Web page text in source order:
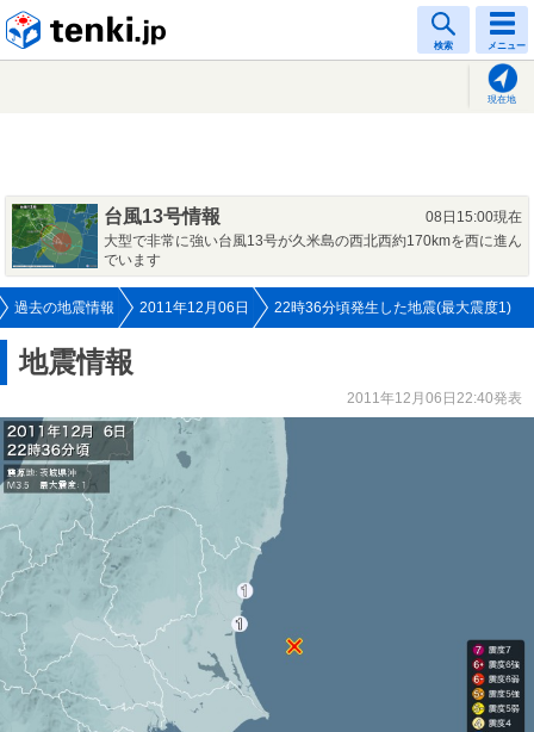
検索 メニュー
現在地
台風13号情報
08日15:00現在
大型で非常に強い台風13号が久米島の西北西約170kmを西に進ん
でいます
過去の地震情報 2011年12月06日 22時36分頃発生した地震(最大震度1)
地震情報
2011年12月06日22:40発表